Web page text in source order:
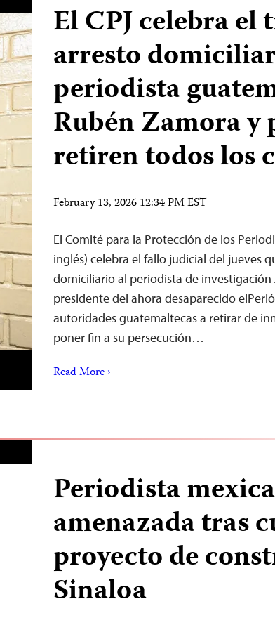
El CPJ celebra el
arresto
periodista
Rubén Zamora y
retiren todos los
February 13, 2026 12:34 PM EST
El Comité para la Protección de los
inglés) celebra el fallo judicial del jueves
domiciliario al periodista de investigación
presidente del ahora desaparecido
autoridades guatemaltecas a retirar de
poner fin a su persecución…
Read More ›
Periodista
amenazada tras
proyecto de
Sinaloa